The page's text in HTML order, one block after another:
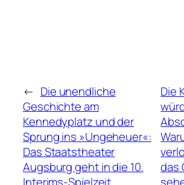
← Die unendliche
Geschichte am
Kennedyplatz und der
Sprung ins »Ungeheuer«:
Das Staatstheater
Augsburg geht in die 10.
Die
das